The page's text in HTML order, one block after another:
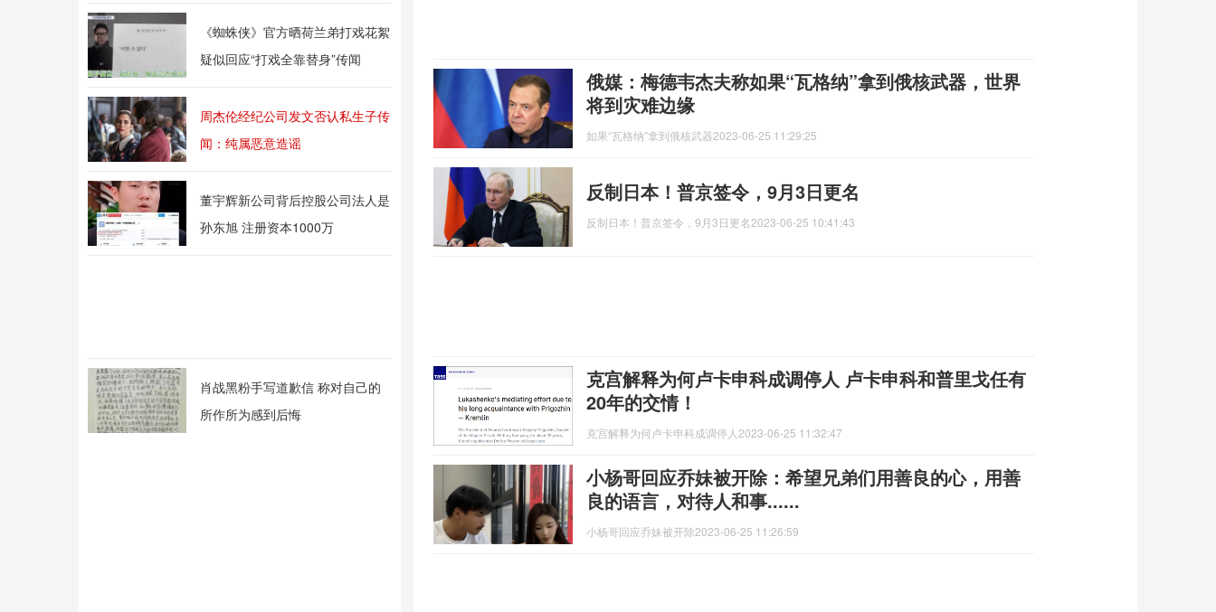
《蜘蛛侠》官方晒荷兰弟打戏花絮
疑似回应“打戏全靠替身”传闻
周杰伦经纪公司发文否认私生子传
闻：纯属恶意造谣
董宇辉新公司背后控股公司法人是
孙东旭 注册资本1000万
肖战黑粉手写道歉信 称对自己的
所作所为感到后悔
俄媒：梅德韦杰夫称如果“瓦格纳”拿到俄核武器，世界
将到灾难边缘
如果“瓦格纳”拿到俄核武器2023-06-25 11:29:25
反制日本！普京签令，9月3日更名
反制日本！普京签令，9月3日更名2023-06-25 10:41:43
克宫解释为何卢卡申科成调停人 卢卡申科和普里戈任有
20年的交情！
克宫解释为何卢卡申科成调停人 2023-06-25 11:32:47
小杨哥回应乔妹被开除：希望兄弟们用善良的心，用善
良的语言，对待人和事......
小杨哥回应乔妹被开除2023-06-25 11:26:59